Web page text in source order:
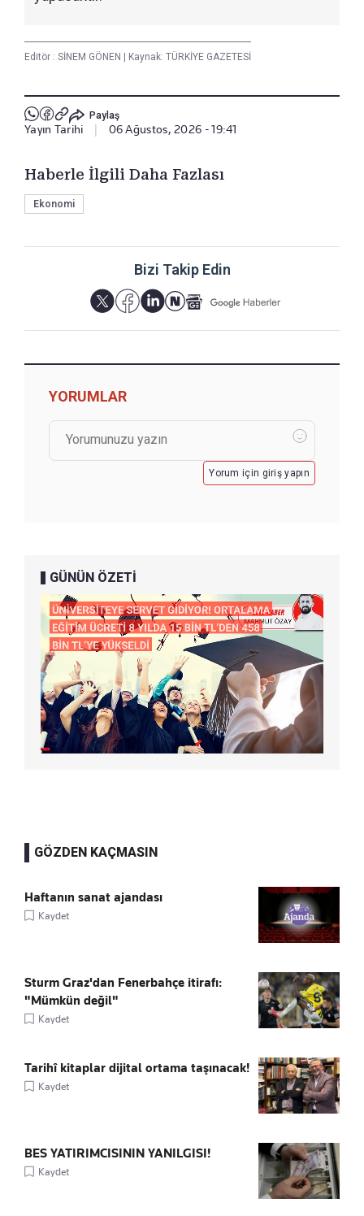
Editör : SİNEM GÖNEN Kaynak: TÜRKİYE GAZETESİ
Paylaş
Yayın Tarihi 06 Ağustos, 2026 - 19:41
Haberle İlgili Daha Fazlası
Ekonomi
Bizi Takip Edin
YORUMLAR
Yorum için giriş yapın
GÜNÜN ÖZETİ
GÖZDEN KAÇMASIN
Haftanın sanat ajandası
Kaydet
Sturm Graz'dan Fenerbahçe itirafı:
"Mümkün değil"
Kaydet
Tarihî kitaplar dijital ortama taşınacak!
Kaydet
BES YATIRIMCISININ YANILGISI!
Kaydet